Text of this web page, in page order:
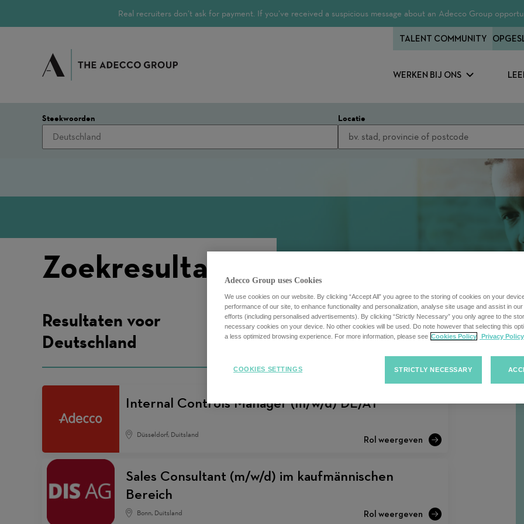
Real recruiters don’t ask for payment. If you’ve received a suspicious message about an Adecco Group
WERKEN BIJ ONS
TALENT COMMUNITY
Steekwoorden Locatie
Zoekresultaten
Sorteren
van
Sorteren van
vacatures
Resultaten voor
Deutschland
Internal Controls Manager (m/w/d) DE/AT
Düsseldorf, Duitsland
Sales Consultant (m/w/d) im kaufmännischen
Bereich
Bonn, Duitsland
Adecco Group uses Cookies
We use cookies on our website. By clicking “Accept All” you agree to the storing of cookies on your
performance of our site, to enhance functionality and personalization, analyse site usage and assist in
efforts (including personalised advertisements). By clicking “Strictly Necessary” you only agree to the
necessary cookies on your device. No other cookies will be used. Do note however that selecting this
a less optimized browsing experience. For more information, please see Cookies Policy Privacy Policy
STRICTLY NECESSARY
COOKIES SETTINGS